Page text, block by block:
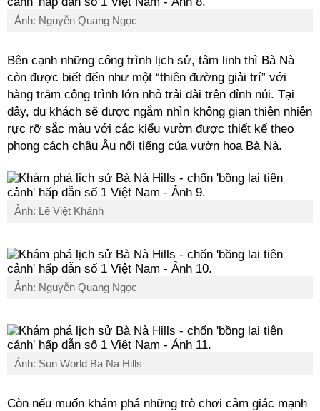
Ảnh: Nguyễn Quang Ngọc
Bên cạnh những công trình lịch sử, tâm linh thì Bà Nà
còn được biết đến như một “thiên đường giải trí” với
hàng trăm công trình lớn nhỏ trải dài trên đỉnh núi. Tại
đây, du khách sẽ được ngắm nhìn không gian thiên nhiên
rực rỡ sắc màu với các kiểu vườn được thiết kế theo
phong cách châu Âu nổi tiếng của vườn hoa Bà Nà.
Ảnh: Lê Việt Khánh
Ảnh: Nguyễn Quang Ngọc
Ảnh: Sun World Ba Na Hills
Còn nếu muốn khám phá những trò chơi cảm giác mạnh